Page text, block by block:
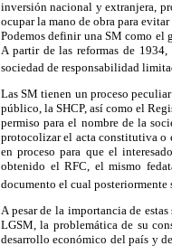
inversión nacional y extranjera,
ocupar la mano de obra para
Podemos definir una SM como el
A partir de las reformas de
sociedad de responsabilidad
Las SM tienen un proceso
público, la SHCP, así como el
permiso para el nombre de la
protocolizar el acta constitutiva o
en proceso para que el
obtenido el RFC, el mismo
documento el cual posteriormente
A pesar de la importancia de
LGSM, la problemática de su
desarrollo económico del país y